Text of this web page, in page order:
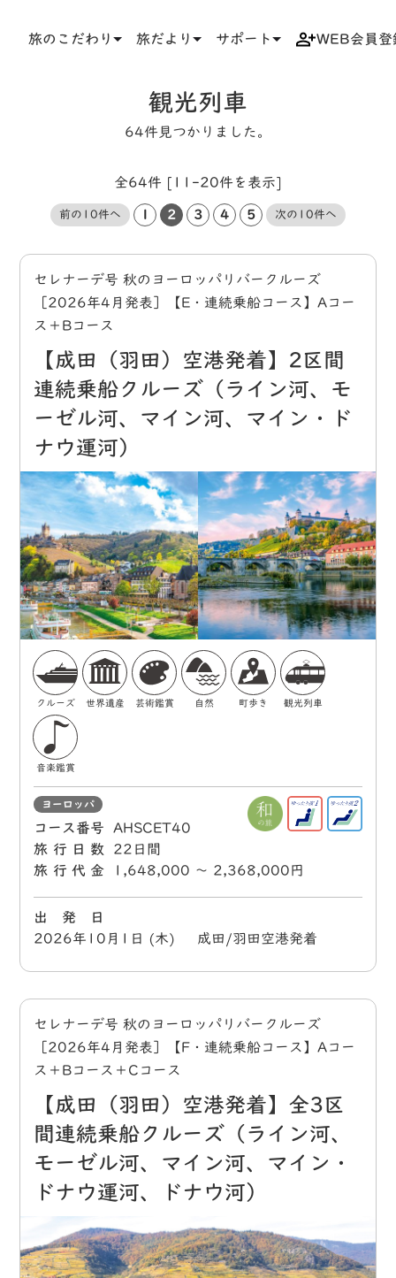
旅のこだわり 旅だより サポート WEB会員登
観光列車
64件見つかりました。
全64件 [11-20件を表示]
前の10件へ 2 3 4 5 次の10件へ
セレナーデ号 秋のヨーロッパリバークルーズ
［2026年4月発表］【E・連続乗船コース】Aコー
ス＋Bコース
【成田（羽田）空港発着】2区間
連続乗船クルーズ（ライン河、モ
ーゼル河、マイン河、マイン・ド
ナウ運河）
クルーズ 世界遺産 芸術鑑賞 自然 町歩き 観光列車
音楽鑑賞
ヨーロッパ
コース番号
AHSCET40
旅行日数
22日間
旅行代金
1,648,000 〜 2,368,000円
出 発 日
2026年10月1日 (木) 成田/羽田空港発着
セレナーデ号 秋のヨーロッパリバークルーズ
［2026年4月発表］【F・連続乗船コース】Aコー
ス＋Bコース＋Cコース
【成田（羽田）空港発着】全3区
間連続乗船クルーズ（ライン河、
モーゼル河、マイン河、マイン・
ドナウ運河、ドナウ河）